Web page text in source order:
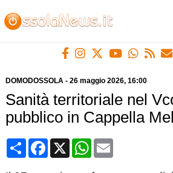
DOMODOSSOLA- 26 maggio 2026, 16:00
Sanità territoriale nel
pubblico in Cappella
CondividiFacebook
X WhatsApp
Email